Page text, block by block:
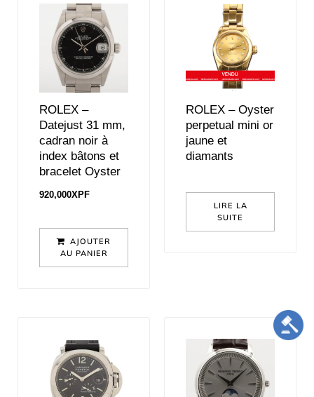
ROLEX –
Datejust 31 mm,
cadran noir à
index bâtons et
bracelet Oyster
920,000XPF
AJOUTER
AU PANIER
ROLEX – Oyster
perpetual mini or
jaune et
diamants
LIRE LA
SUITE